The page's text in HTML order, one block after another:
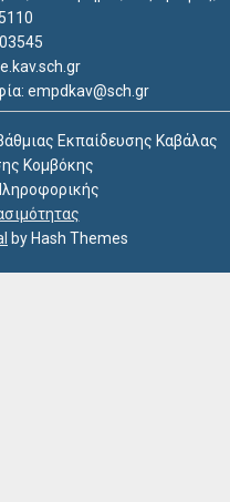
empdkav@sch.gr
Εκπαίδευσης Καβάλας
Κομβόκης
by Hash Themes